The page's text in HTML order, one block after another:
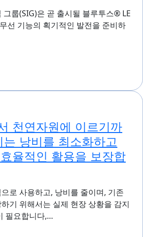
그룹(SIG)은 곧 출시될 블루투스® LE
선 기능의 획기적인 발전을 준비하
천연자원에 이르기까
낭비를 최소화하고
율적인 활용을 보장합
로 사용하고, 낭비를 줄이며, 기존
기 위해서는 실제 현장 상황을 감지
필요합니다,…